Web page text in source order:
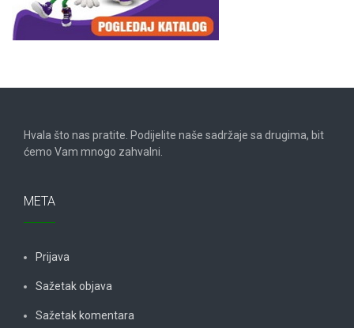
Hvala što nas pratite. Podijelite naše sadržaje sa drugima, bit
ćemo Vam mnogo zahvalni.
META
Prijava
Sažetak objava
Sažetak komentara